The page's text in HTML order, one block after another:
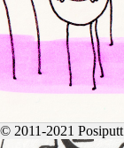
© 2011-2021 Posiputt